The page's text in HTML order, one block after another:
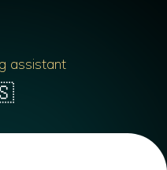
assistant